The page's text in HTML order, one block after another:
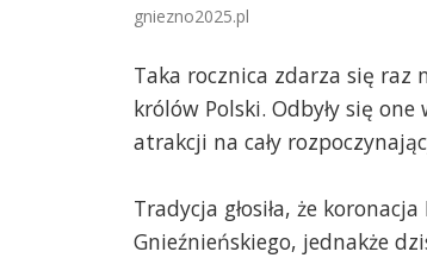
gniezno2025.pl
Taka rocznica zdarza się
królów Polski. Odbyły się
atrakcji na cały
Tradycja głosiła, że
Gnieźnieńskiego, jednakże